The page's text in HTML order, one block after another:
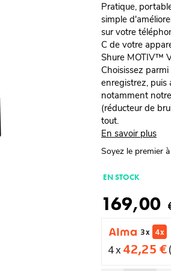
Pratique,
simple
sur votre
C de votre
Shure MOTIV™
Choisissez
enregistrez, puis
notamment
(réducteur de
tout.
En savoir plus
Soyez le premier
EN STOCK
169,00
3 x 4 x
4 x 42,25 €